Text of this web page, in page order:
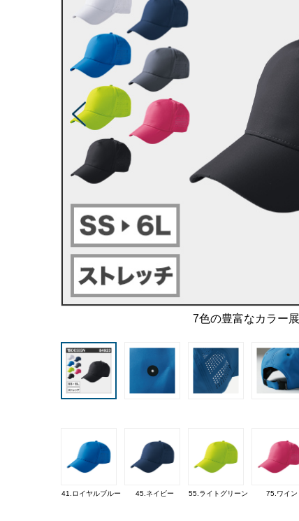
7色の豊富なカラー
41.ロイヤルブルー 45.ネイビー 55.ライトグリーン 75.ワイン